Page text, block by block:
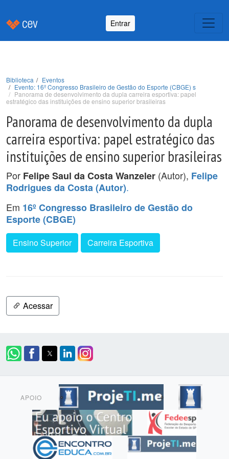
Entrar
Biblioteca
Eventos
Evento: 16º Congresso Brasileiro de Gestão do Esporte (CBGE) s
Panorama de desenvolvimento da dupla carreira esportiva: papel
estratégico das instituições de ensino superior brasileiras
Panorama de desenvolvimento da dupla
carreira esportiva: papel estratégico das
instituições de ensino superior brasileiras
Por Felipe Saul da Costa Wanzeler (Autor), Felipe
Rodrigues da Costa (Autor).
Em 16º Congresso Brasileiro de Gestão do
Esporte (CBGE)
Ensino Superior Carreira Esportiva
Acessar
APOIO